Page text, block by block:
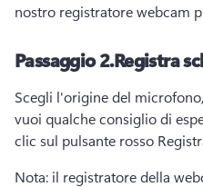
nostro registratore webcam
Passaggio 2.Registra
Scegli l'origine del
vuoi qualche consiglio di
clic sul pulsante rosso
Nota: il registratore della